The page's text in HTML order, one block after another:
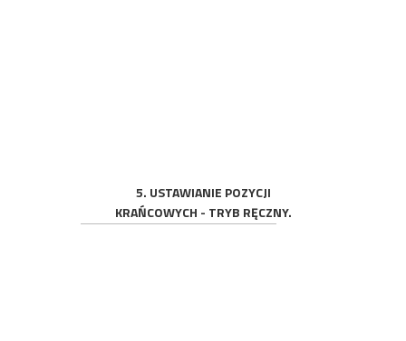
5. USTAWIANIE POZYCJI
KRAŃCOWYCH - TRYB RĘCZNY.